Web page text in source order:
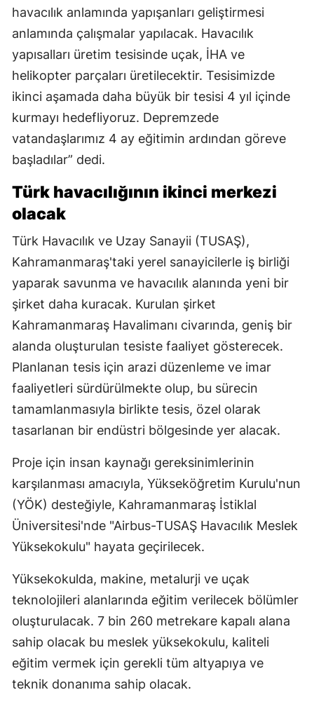
havacılık anlamında yapışanları geliştirmesi
anlamında çalışmalar yapılacak. Havacılık
yapısalları üretim tesisinde uçak, İHA ve
helikopter parçaları üretilecektir. Tesisimizde
ikinci aşamada daha büyük bir tesisi 4 yıl içinde
kurmayı hedefliyoruz. Depremzede
vatandaşlarımız 4 ay eğitimin ardından göreve
başladılar” dedi.
Türk havacılığının ikinci merkezi
olacak
Türk Havacılık ve Uzay Sanayii (TUSAŞ),
Kahramanmaraş'taki yerel sanayicilerle iş birliği
yaparak savunma ve havacılık alanında yeni bir
şirket daha kuracak. Kurulan şirket
Kahramanmaraş Havalimanı civarında, geniş bir
alanda oluşturulan tesiste faaliyet gösterecek.
Planlanan tesis için arazi düzenleme ve imar
faaliyetleri sürdürülmekte olup, bu sürecin
tamamlanmasıyla birlikte tesis, özel olarak
tasarlanan bir endüstri bölgesinde yer alacak.
Proje için insan kaynağı gereksinimlerinin
karşılanması amacıyla, Yükseköğretim Kurulu'nun
(YÖK) desteğiyle, Kahramanmaraş İstiklal
Üniversitesi'nde "Airbus-TUSAŞ Havacılık Meslek
Yüksekokulu" hayata geçirilecek.
Yüksekokulda, makine, metalurji ve uçak
teknolojileri alanlarında eğitim verilecek bölümler
oluşturulacak. 7 bin 260 metrekare kapalı alana
sahip olacak bu meslek yüksekokulu, kaliteli
eğitim vermek için gerekli tüm altyapıya ve
teknik donanıma sahip olacak.